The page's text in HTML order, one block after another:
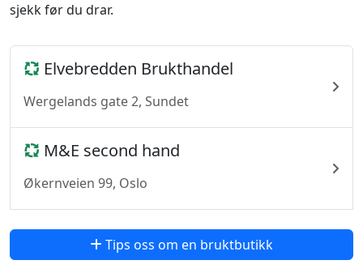
sjekk før du drar.
Elvebredden Brukthandel
Wergelands gate 2, Sundet
M&E second hand
Økernveien 99, Oslo
Tips oss om en bruktbutikk